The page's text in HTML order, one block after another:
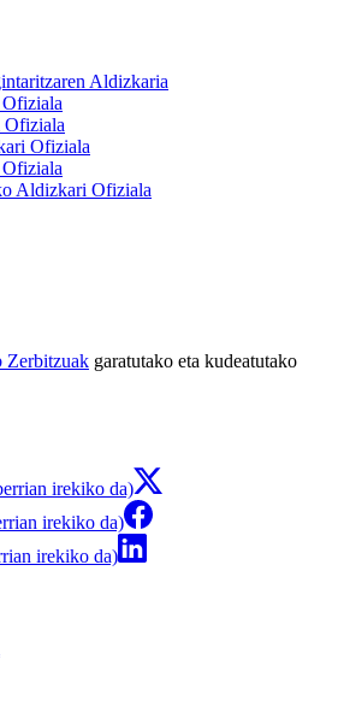
Aldizkaria
Ofiziala
Aldizkari Ofiziala
Zerbitzuak garatutako eta kudeatutako
irekiko da)
irekiko da)
irekiko da)